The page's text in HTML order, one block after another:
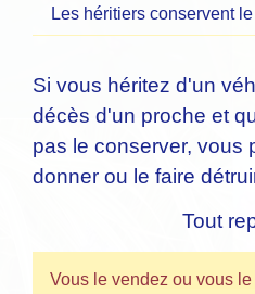
Les héritiers conservent
Si vous héritez d'un
décès d'un proche et
pas le conserver, vous
donner ou le faire
Tout
Vous le vendez ou vous